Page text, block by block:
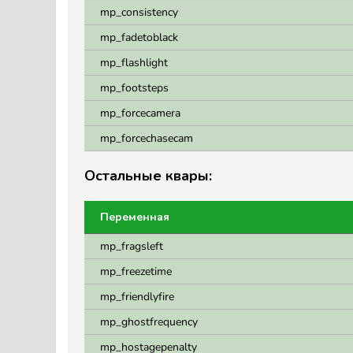
mp_consistency
mp_fadetoblack
mp_flashlight
mp_footsteps
mp_forcecamera
mp_forcechasecam
Остальные квары:
Переменная
mp_fragsleft
mp_freezetime
mp_friendlyfire
mp_ghostfrequency
mp_hostagepenalty